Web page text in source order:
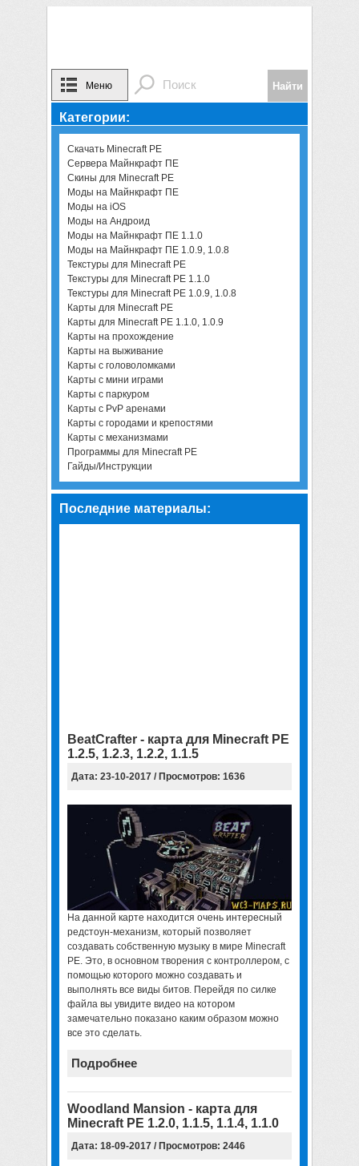
Меню
Категории:
Скачать Minecraft PE
Сервера Майнкрафт ПЕ
Скины для Minecraft PE
Моды на Майнкрафт ПЕ
Моды на iOS
Моды на Андроид
Моды на Майнкрафт ПЕ 1.1.0
Моды на Майнкрафт ПЕ 1.0.9, 1.0.8
Текстуры для Minecraft PE
Текстуры для Minecraft PE 1.1.0
Текстуры для Minecraft PE 1.0.9, 1.0.8
Карты для Minecraft PE
Карты для Minecraft PE 1.1.0, 1.0.9
Карты на прохождение
Карты на выживание
Карты с головоломками
Карты с мини играми
Карты с паркуром
Карты с PvP аренами
Карты с городами и крепостями
Карты с механизмами
Программы для Minecraft PE
Гайды/Инструкции
Последние материалы:
BeatCrafter - карта для Minecraft PE
1.2.5, 1.2.3, 1.2.2, 1.1.5
Дата: 23-10-2017 / Просмотров: 1636
На данной карте находится очень интересный
редстоун-механизм, который позволяет
создавать собственную музыку в мире Minecraft
PE. Это, в основном творения с контроллером, с
помощью которого можно создавать и
выполнять все виды битов. Перейдя по силке
файла вы увидите видео на котором
замечательно показано каким образом можно
все это сделать.
Подробнее
Woodland Mansion - карта для
Minecraft PE 1.2.0, 1.1.5, 1.1.4, 1.1.0
Дата: 18-09-2017 / Просмотров: 2446